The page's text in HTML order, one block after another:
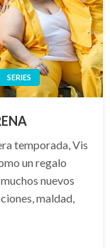
SERIES
temporada, Vis
un regalo
nuevos
maldad,